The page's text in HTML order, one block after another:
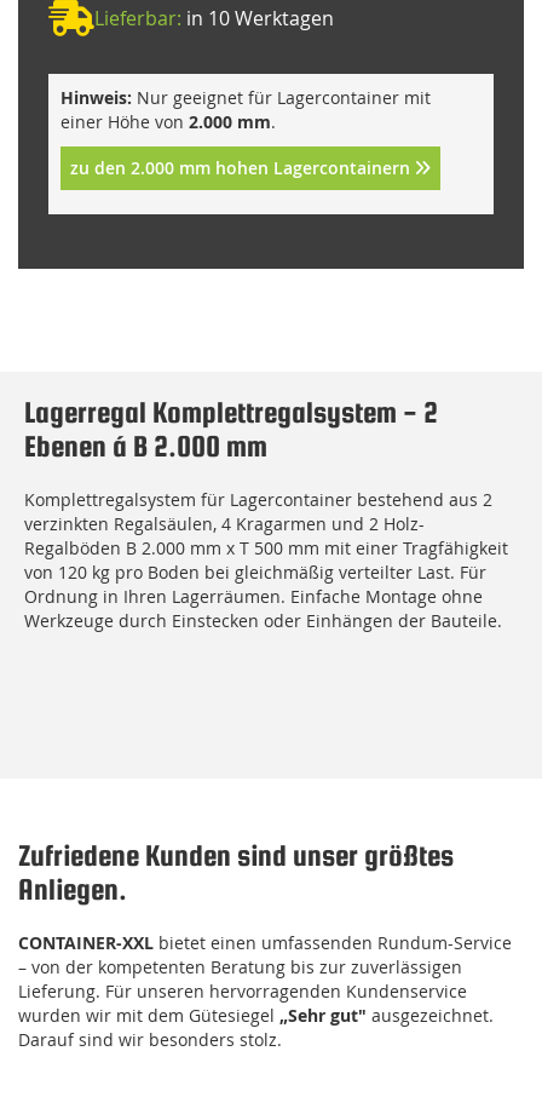
Lieferbar: in 10 Werktagen
Hinweis: Nur geeignet für Lagercontainer mit
einer Höhe von 2.000 mm.
zu den 2.000 mm hohen Lagercontainern
Lagerregal Komplettregalsystem - 2
Ebenen á B 2.000 mm
Komplettregalsystem für Lagercontainer bestehend aus 2
verzinkten Regalsäulen, 4 Kragarmen und 2 Holz-
Regalböden B 2.000 mm x T 500 mm mit einer Tragfähigkeit
von 120 kg pro Boden bei gleichmäßig verteilter Last. Für
Ordnung in Ihren Lagerräumen. Einfache Montage ohne
Werkzeuge durch Einstecken oder Einhängen der Bauteile.
Zufriedene Kunden sind unser größtes
Anliegen.
CONTAINER-XXL bietet einen umfassenden Rundum-Service
– von der kompetenten Beratung bis zur zuverlässigen
Lieferung. Für unseren hervorragenden Kundenservice
wurden wir mit dem Gütesiegel „Sehr gut" ausgezeichnet.
Darauf sind wir besonders stolz.